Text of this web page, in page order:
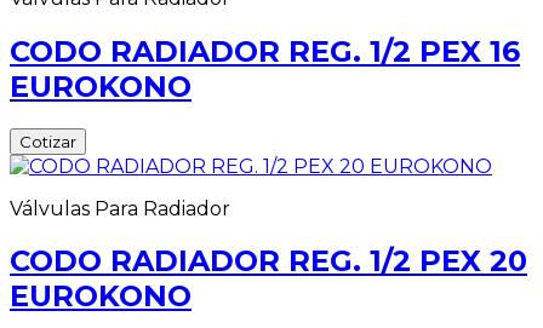
CODO RADIADOR REG. 1/2 PEX 16
EUROKONO
Cotizar
Válvulas Para Radiador
CODO RADIADOR REG. 1/2 PEX 20
EUROKONO